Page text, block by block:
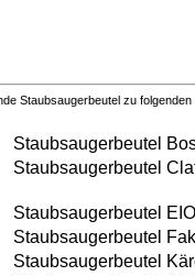
Staubsaugerbeutel zu folgenden
Staubsaugerbeutel
Staubsaugerbeutel
Staubsaugerbeutel
Staubsaugerbeutel
Staubsaugerbeutel